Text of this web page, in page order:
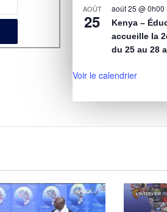
AOÛT
25
août 25 @ 0h00
Kenya –
accueille la
du 25 au 28
Voir le calendrier